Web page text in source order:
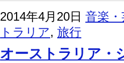
2014年4月20日 音楽
トラリア, 旅行
オーストラリア・